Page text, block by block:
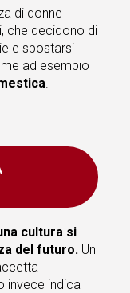
di donne
che decidono di
e spostarsi
ad esempio
cultura si
del futuro. Un
invece indica